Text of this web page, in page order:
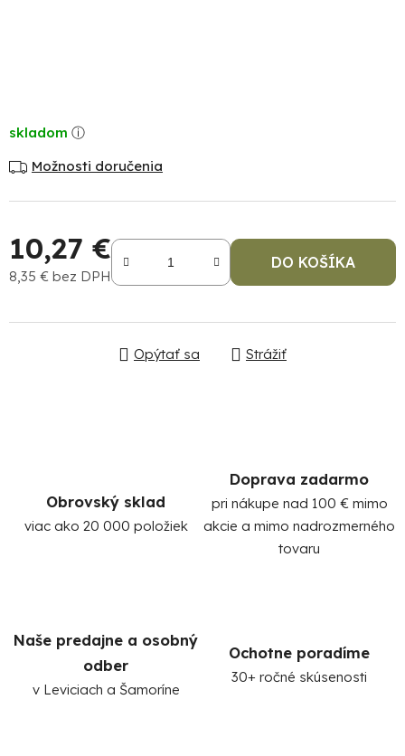
skladom
Možnosti doručenia
10,27 €
8,35 € bez DPH
DO KOŠÍKA
Opýtať sa Strážiť
Obrovský sklad
viac ako 20 000 položiek
Doprava zadarmo
pri nákupe nad 100 € mimo
akcie a mimo nadrozmerného
tovaru
Naše predajne a osobný
odber
v Leviciach a Šamoríne
Ochotne poradíme
30+ ročné skúsenosti